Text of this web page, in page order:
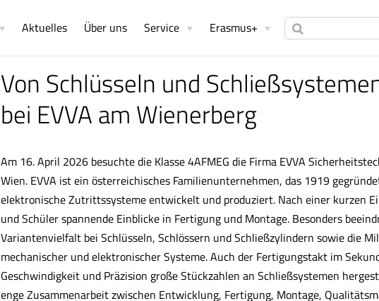
Aktuelles Über uns Service Erasmus+
Von Schlüsseln und
bei EVVA am Wienerberg
Am 16. April 2026 besuchte die Klasse 4AFMEG die Firma EVVA
Wien. EVVA ist ein österreichisches Familienunternehmen, das 1919
elektronische Zutrittssysteme entwickelt und produziert. Nach einer kurzen
und Schüler spannende Einblicke in Fertigung und Montage. Besonders
Variantenvielfalt bei Schlüsseln, Schlössern und Schließzylindern sowie die
mechanischer und elektronischer Systeme. Auch der Fertigungstakt im
Geschwindigkeit und Präzision große Stückzahlen an Schließsystemen
enge Zusammenarbeit zwischen Entwicklung, Fertigung, Montage,